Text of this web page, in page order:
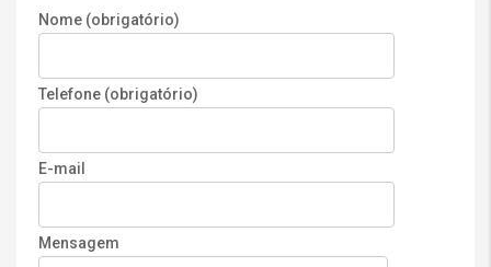
Nome (obrigatório)
Telefone (obrigatório)
E-mail
Mensagem